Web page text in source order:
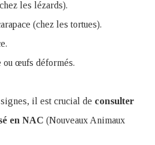
les lézards).
(chez les tortues).
ou œufs déformés.
il est crucial de consulter
en NAC (Nouveaux Animaux